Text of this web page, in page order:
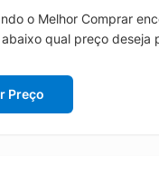
o Melhor Comprar
qual preço deseja
Preço